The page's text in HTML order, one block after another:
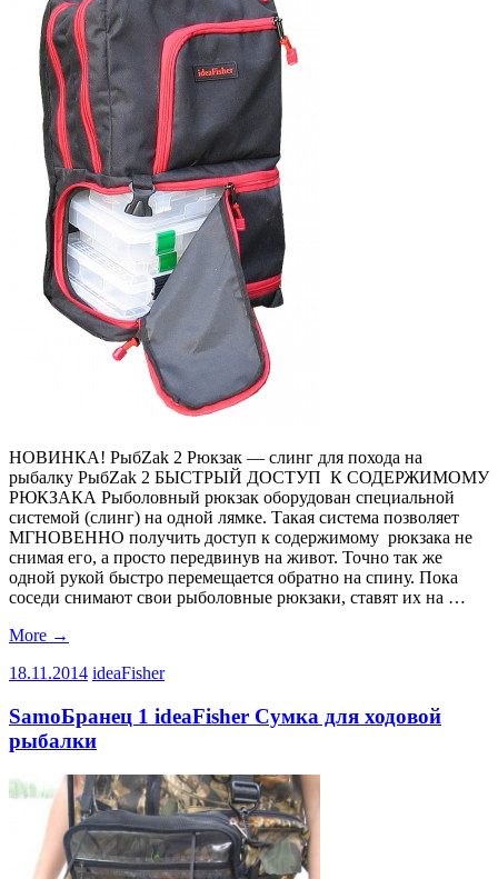
НОВИНКА! РыбZak 2 Рюкзак — слинг для похода на
рыбалку РыбZak 2 БЫСТРЫЙ ДОСТУП К СОДЕРЖИМОМУ
РЮКЗАКА Рыболовный рюкзак оборудован специальной
системой (слинг) на одной лямке. Такая система позволяет
МГНОВЕННО получить доступ к содержимому рюкзака не
снимая его, а просто передвинув на живот. Точно так же
одной рукой быстро перемещается обратно на спину. Пока
соседи снимают свои рыболовные рюкзаки, ставят их на …
More →
18.11.2014 ideaFisher
SamoБранец 1 ideaFisher Сумка для ходовой
рыбалки